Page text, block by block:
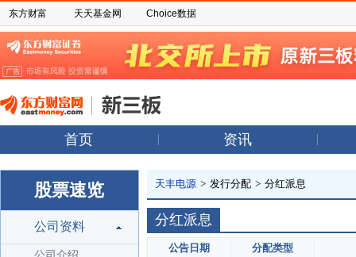
东方财富 天天基金网 Choice数据
首页 资讯
股票速览
公司资料
天丰电源 > 发行分配 > 分红派息
分红派息
公告日期
分配类型